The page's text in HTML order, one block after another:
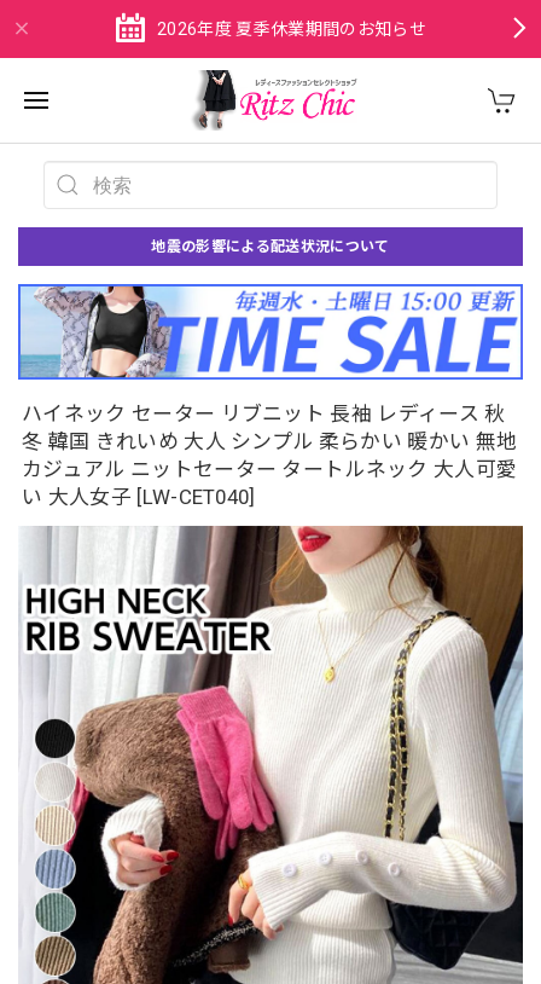
2026年度 夏季休業期間のお知らせ
地震の影響による配送状況について
ハイネック セーター リブニット 長袖 レディース 秋
冬 韓国 きれいめ 大人 シンプル 柔らかい 暖かい 無地
カジュアル ニットセーター タートルネック 大人可愛
い 大人女子 [LW-CET040]